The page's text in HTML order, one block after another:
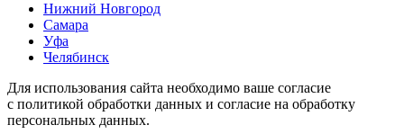
Нижний Новгород
Самара
Уфа
Челябинск
Для использования сайта необходимо ваше согласие
с политикой обработки данных и согласие на обработку
персональных данных.